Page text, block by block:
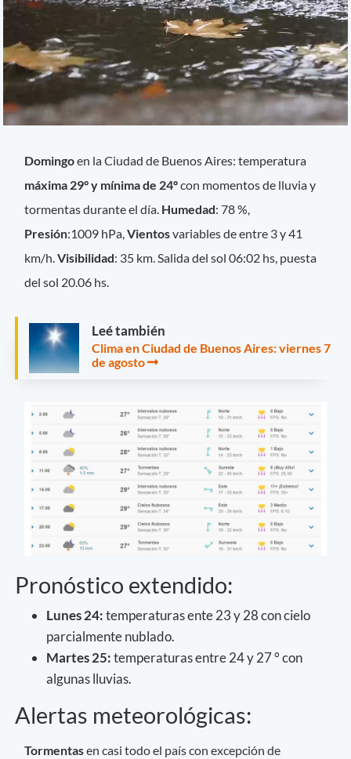
Domingoen la Ciudad de Buenos Aires: temperatura
máxima 29° y mínima de 24ºcon momentos de lluvia y
tormentas durante el día. Humedad: 78 %,
Presión:1009 hPa,Vientosvariables de entre 3 y 41
km/h. Visibilidad: 35 km. Salida del sol 06:02 hs, puesta
del sol 20.06 hs.
Leé también
Clima en Ciudad de Buenos Aires: viernes 7
de agosto
Pronóstico extendido:
Lunes 24:temperaturas ente 23 y 28 con cielo
parcialmente nublado.
Martes 25:temperaturas entre 24 y 27 ° con
algunas lluvias.
Alertas meteorológicas:
Tormentasen casi todo el país con excepción de